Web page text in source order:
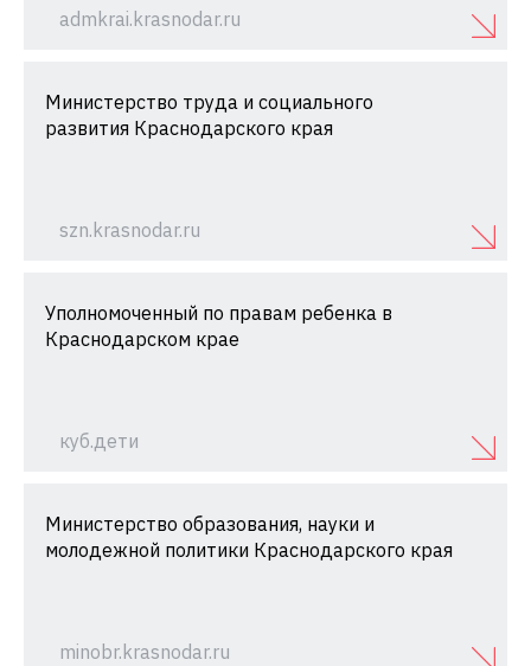
admkrai.krasnodar.ru
Министерство труда и социального
развития Краснодарского края
szn.krasnodar.ru
Уполномоченный по правам ребенка в
Краснодарском крае
куб.дети
Министерство образования, науки и
молодежной политики Краснодарского края
minobr.krasnodar.ru